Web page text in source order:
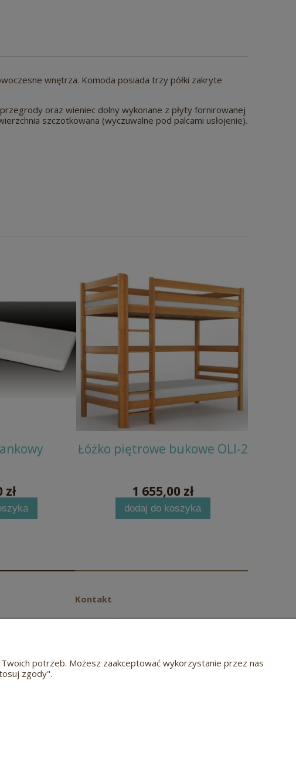
wnętrza. Komoda posiada trzy półki zakryte
oraz wieniec dolny wykonane z płyty fornirowanej
szczotkowana (wyczuwalne pod palcami usłojenie).
Łóżko piętrowe bukowe OLI-2
1 655,00 zł
dodaj do koszyka
Kontakt
Przemysłowa 42
biuro@meblehugon.pl
potrzeb. Możesz zaakceptować wykorzystanie przez nas
zgody".